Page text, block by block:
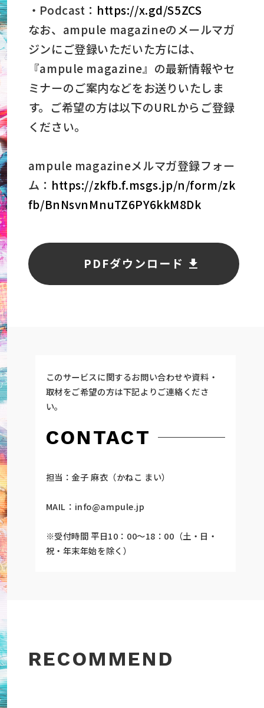
・Podcast： https://x.gd/S5ZCS
なお、ampule magazineのメールマガ
ジンにご登録いただいた方には、
『ampule magazine』の最新情報やセ
ミナーのご案内などをお送りいたしま
す。ご希望の方は以下のURLからご登録
ください。
ampule magazineメルマガ登録フォー
ム： https://zkfb.f.msgs.jp/n/form/zk
fb/BnNsvnMnuTZ6PY6kkM8Dk
PDFダウンロード
このサービスに関するお問い合わせや資料・
取材をご希望の方は下記よりご連絡くださ
い。
CONTACT
担当：金子 麻衣（かねこ まい）
MAIL： info@ampule.jp
※受付時間 平日10：00～18：00（土・日・
祝・年末年始を除く）
RECOMMEND